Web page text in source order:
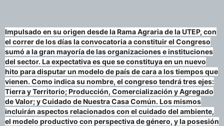
Impulsado en su origen desde la Rama Agraria de la UTEP, con
el correr de los días la convocatoria a constituir el Congreso
sumó a la gran mayoría de las organizaciones e instituciones
del sector. La expectativa es que se constituya en un nuevo
hito para disputar un modelo de país de cara a los tiempos que
vienen. Como indica su nombre, el congreso tendrá tres ejes:
Tierra y Territorio; Producción, Comercialización y Agregado
de Valor; y Cuidado de Nuestra Casa Común. Los mismos
incluirán aspectos relacionados con el cuidado del ambiente,
el modelo productivo con perspectiva de género, y la posesión